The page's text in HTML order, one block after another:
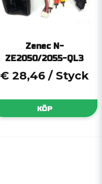
Zenec N-
ZE2050/2055-QL3
€ 28,46 / Styck
KÖP